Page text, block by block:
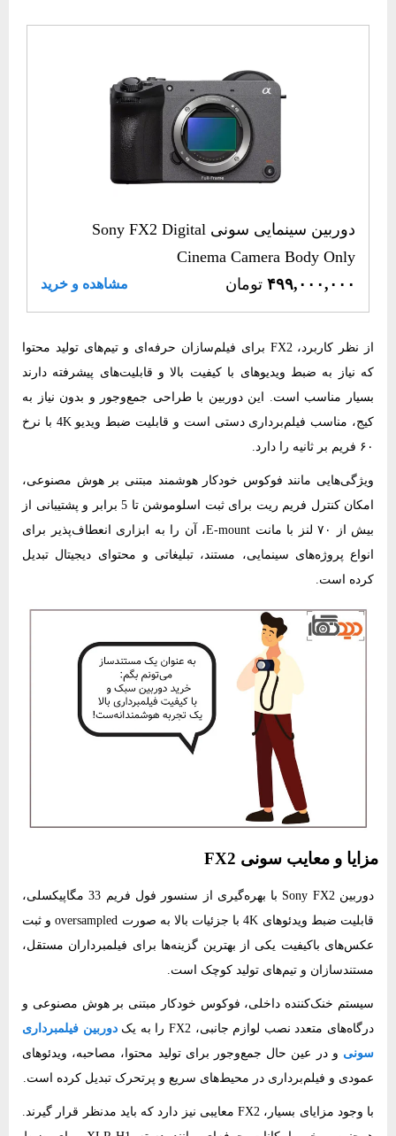
دوربین سینمایی سونی Sony FX2 Digital
Cinema Camera Body Only
۴۹۹,۰۰۰,۰۰۰ تومان مشاهده و خرید
از نظر کاربرد، FX2 برای فیلم‌سازان حرفه‌ای و تیم‌های تولید محتوا
که نیاز به ضبط ویدیوهای با کیفیت بالا و قابلیت‌های پیشرفته دارند
بسیار مناسب است. این دوربین با طراحی جمع‌وجور و بدون نیاز به
کیج، مناسب فیلم‌برداری دستی است و قابلیت ضبط ویدیو 4K با نرخ
۶۰ فریم بر ثانیه را دارد.
ویژگی‌هایی مانند فوکوس خودکار هوشمند مبتنی بر هوش مصنوعی،
امکان کنترل فریم ریت برای ثبت اسلوموشن تا 5 برابر و پشتیبانی از
بیش از ۷۰ لنز با مانت E-mount، آن را به ابزاری انعطاف‌پذیر برای
انواع پروژه‌های سینمایی، مستند، تبلیغاتی و محتوای دیجیتال تبدیل
کرده است.
مزایا و معایب سونی FX2
دوربین Sony FX2 با بهره‌گیری از سنسور فول‌ فریم 33 مگاپیکسلی،
قابلیت ضبط ویدئوهای 4K با جزئیات بالا به‌ صورت oversampled و ثبت
عکس‌های باکیفیت یکی از بهترین گزینه‌ها برای فیلمبرداران مستقل،
مستندسازان و تیم‌های تولید کوچک است.
سیستم خنک‌کننده داخلی، فوکوس خودکار مبتنی بر هوش مصنوعی و
درگاه‌های متعدد نصب لوازم جانبی، FX2 را به یک
دوربین فیلمبرداری
سونی و در عین حال جمع‌وجور برای تولید محتوا، مصاحبه، ویدئوهای
عمودی و فیلم‌برداری در محیط‌های سریع و پرتحرک تبدیل کرده است.
با وجود مزایای بسیار، FX2 معایبی نیز دارد که باید مدنظر قرار گیرند.